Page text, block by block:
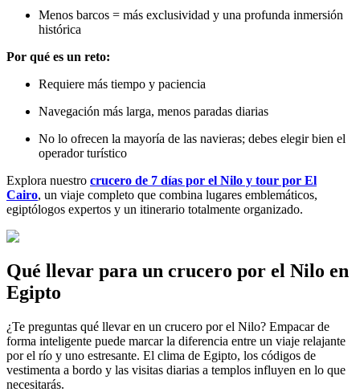
Menos barcos = más exclusividad y una profunda inmersión
histórica
Por qué es un reto:
Requiere más tiempo y paciencia
Navegación más larga, menos paradas diarias
No lo ofrecen la mayoría de las navieras; debes elegir bien el
operador turístico
Explora nuestro crucero de 7 días por el Nilo y tour por El
Cairo, un viaje completo que combina lugares emblemáticos,
egiptólogos expertos y un itinerario totalmente organizado.
Qué llevar para un crucero por el Nilo en
Egipto
¿Te preguntas qué llevar en un crucero por el Nilo? Empacar de
forma inteligente puede marcar la diferencia entre un viaje relajante
por el río y uno estresante. El clima de Egipto, los códigos de
vestimenta a bordo y las visitas diarias a templos influyen en lo que
necesitarás.